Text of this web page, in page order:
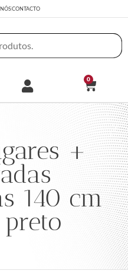
CONTACTO
0
+
140 cm